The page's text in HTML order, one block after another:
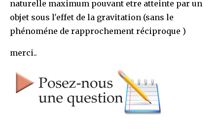
naturelle maximum pouvant etre atteinte par un
objet sous l'effet de la gravitation (sans le
phénoméne de rapprochement réciproque )
merci..